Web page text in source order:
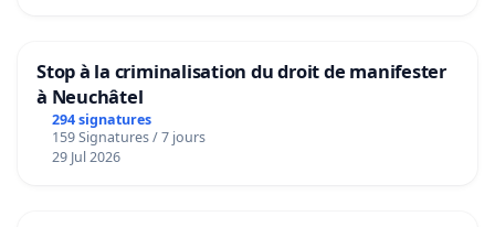
Stop à la criminalisation du droit de manifester
à Neuchâtel
294 signatures
159 Signatures / 7 jours
29 Jul 2026